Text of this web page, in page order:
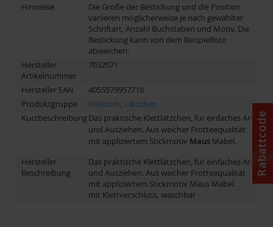
Hinweise
Die Größe der Bestickung und die Position
variieren möglicherweise je nach gewählter
Schriftart, Anzahl Buchstaben und Motiv. Die
Bestickung kann von dem Beispielfoto
abweichen.
Hersteller
Artikelnummer
7032071
Hersteller EAN
4055579957718
Produktgruppe
Halstuch, Lätzchen
KurzbeschreibungDas praktische Klettlätzchen, für einfaches An-
und Ausziehen. Aus weicher Frotteequalität
mit appliziertem Stickmotiv Maus Mabel.
Hersteller
Beschreibung
Das praktische Klettlätzchen, für einfaches An-
und Ausziehen. Aus weicher Frotteequalität
mit appliziertem Stickmotiv Maus Mabel.
mit Klettverschluss, waschbar
Rabattcode